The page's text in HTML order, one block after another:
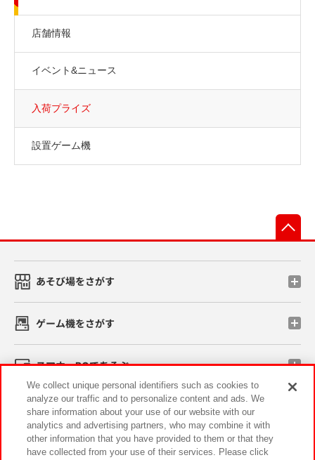
店舗情報
イベント&ニュース
入荷プライズ
設置ゲーム機
あそび場をさがす
ゲーム機をさがす
スマホ・PCであそぶ
イベント・キャンペーン
We collect unique personal identifiers such as cookies to
analyze our traffic and to personalize content and ads. We
share information about your use of our website with our
analytics and advertising partners, who may combine it with
other information that you have provided to them or that they
have collected from your use of their services. Please click